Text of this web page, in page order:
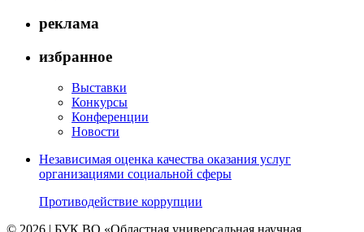
реклама
избранное
Выставки
Конкурсы
Конференции
Новости
Независимая оценка качества оказания услуг
организациями социальной сферы
Противодействие коррупции